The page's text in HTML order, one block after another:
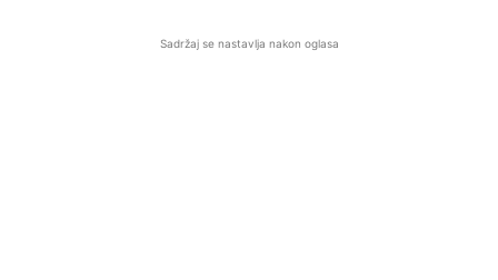
Sadržaj se nastavlja nakon oglasa